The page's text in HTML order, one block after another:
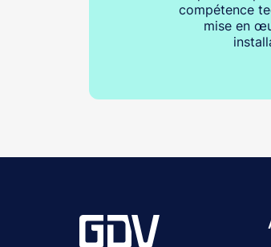
compétence
mise en